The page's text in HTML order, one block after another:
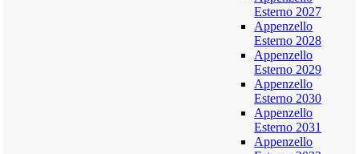
Esterno 2027
Appenzello
Esterno 2028
Appenzello
Esterno 2029
Appenzello
Esterno 2030
Appenzello
Esterno 2031
Appenzello